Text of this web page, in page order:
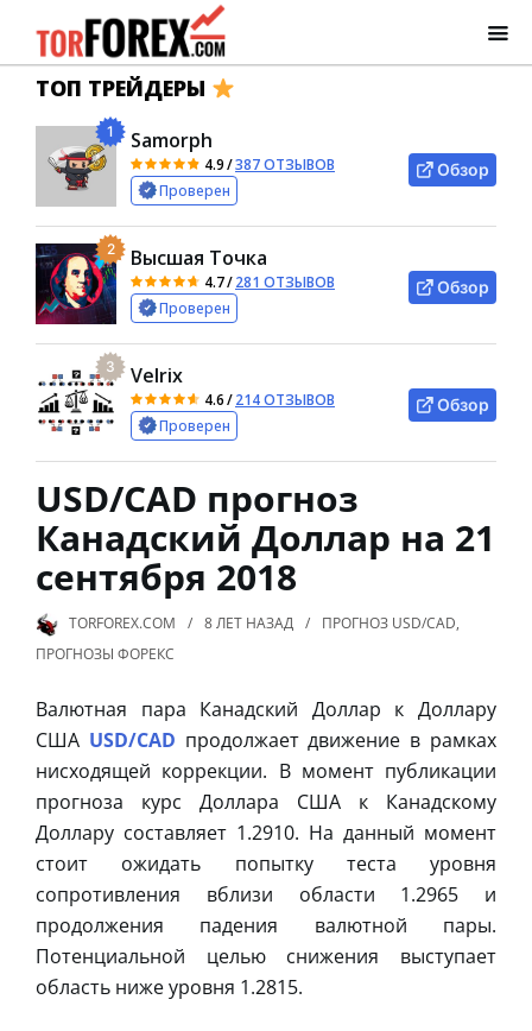
ТОП ТРЕЙДЕРЫ
1 Samorph
4.9/387 ОТЗЫВОВ
Проверен
Обзор
2 Высшая Точка
4.7/281 ОТЗЫВОВ
Проверен
Обзор
3 Velrix
4.6/214 ОТЗЫВОВ
Проверен
Обзор
USD/CAD прогноз
Канадский Доллар на 21
сентября 2018
TORFOREX.COM 8 ЛЕТ НАЗАД ПРОГНОЗ USD/CAD,
ПРОГНОЗЫ ФОРЕКС
Валютная пара Канадский Доллар к Доллару
США USD/CAD продолжает движение в рамках
нисходящей коррекции. В момент публикации
прогноза курс Доллара США к Канадскому
Доллару составляет 1.2910. На данный момент
стоит ожидать попытку теста уровня
сопротивления вблизи области 1.2965 и
продолжения падения валютной пары.
Потенциальной целью снижения выступает
область ниже уровня 1.2815.